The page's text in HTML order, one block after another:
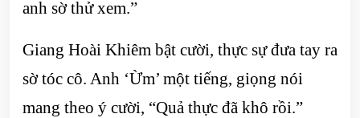
anh sờ thử xem.”
Giang Hoài Khiêm bật cười, thực sự đưa tay ra
sờ tóc cô. Anh ‘Ừm’ một tiếng, giọng nói
mang theo ý cười, “Quả thực đã khô rồi.”